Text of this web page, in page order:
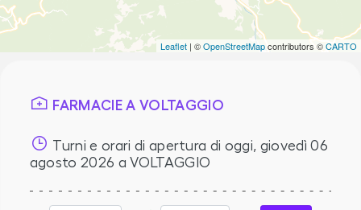
Leaflet | ©OpenStreetMapcontributors ©CARTO
FARMACIE A VOLTAGGIO
Turni e orari di apertura di oggi, giovedì 06
agosto 2026 a VOLTAGGIO